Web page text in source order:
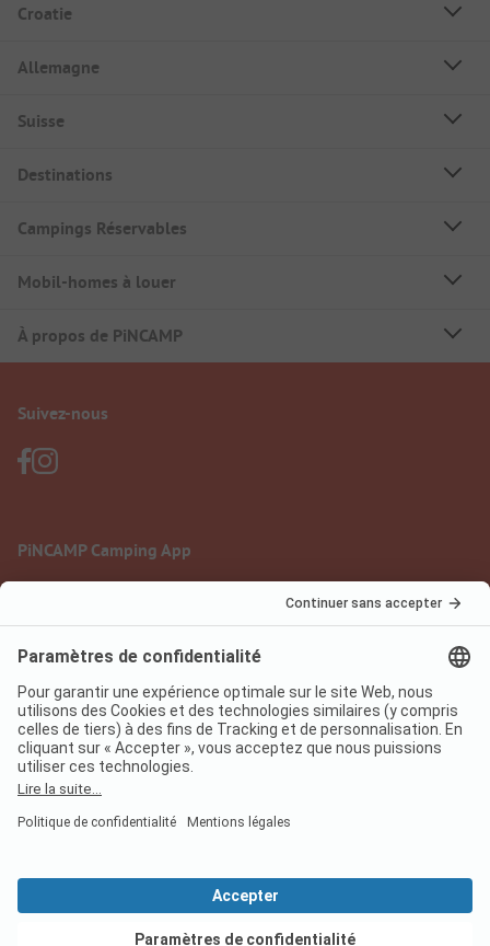
Croatie
Allemagne
Suisse
Destinations
Campings Réservables
Mobil-homes à louer
À propos de PiNCAMP
Suivez-nous
PiNCAMP Camping App
Mentions légales
Protection des données
Conditions d'utilisation
Règlement sur les services numériques